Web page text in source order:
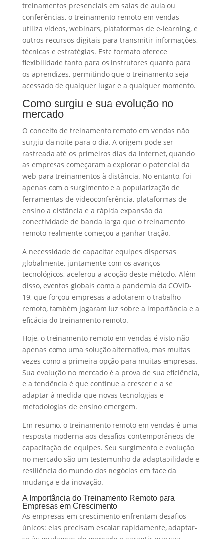
treinamentos presenciais em salas de aula ou
conferências, o treinamento remoto em vendas
utiliza vídeos, webinars, plataformas de e-learning, e
outros recursos digitais para transmitir informações,
técnicas e estratégias. Este formato oferece
flexibilidade tanto para os instrutores quanto para
os aprendizes, permitindo que o treinamento seja
acessado de qualquer lugar e a qualquer momento.
Como surgiu e sua evolução no
mercado
O conceito de treinamento remoto em vendas não
surgiu da noite para o dia. A origem pode ser
rastreada até os primeiros dias da internet, quando
as empresas começaram a explorar o potencial da
web para treinamentos à distância. No entanto, foi
apenas com o surgimento e a popularização de
ferramentas de videoconferência, plataformas de
ensino a distância e a rápida expansão da
conectividade de banda larga que o treinamento
remoto realmente começou a ganhar tração.
A necessidade de capacitar equipes dispersas
globalmente, juntamente com os avanços
tecnológicos, acelerou a adoção deste método. Além
disso, eventos globais como a pandemia da COVID-
19, que forçou empresas a adotarem o trabalho
remoto, também jogaram luz sobre a importância e a
eficácia do treinamento remoto.
Hoje, o treinamento remoto em vendas é visto não
apenas como uma solução alternativa, mas muitas
vezes como a primeira opção para muitas empresas.
Sua evolução no mercado é a prova de sua eficiência,
e a tendência é que continue a crescer e a se
adaptar à medida que novas tecnologias e
metodologias de ensino emergem.
Em resumo, o treinamento remoto em vendas é uma
resposta moderna aos desafios contemporâneos de
capacitação de equipes. Seu surgimento e evolução
no mercado são um testemunho da adaptabilidade e
resiliência do mundo dos negócios em face da
mudança e da inovação.
A Importância do Treinamento Remoto para
Empresas em Crescimento
As empresas em crescimento enfrentam desafios
únicos: elas precisam escalar rapidamente, adaptar-